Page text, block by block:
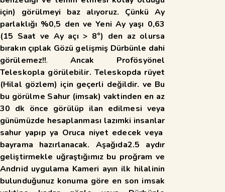
için) görülmeyi baz alıyoruz. Çünkü Ay
parlaklığı %0,5 den ve Yeni Ay yaşı 0,63
(15 Saat ve Ay açı > 8°) den az olursa
bırakın çıplak Gözü gelişmiş Dürbünle dahi
görülemez!!. Ancak Profösyönel
Teleskopla görülebilir. Teleskopda rüyet
(Hilal gözlem) için geçerli değildir. ve Bu
bu görülme Sahur (imsak) vaktinden en az
30 dk önce görülüp ilan edilmesi veya
günümüzde hesaplanması lazımki insanlar
sahur yapıp ya Oruca niyet edecek veya
bayrama hazırlanacak. Aşağıda2.5 aydır
geliştirmekle uğraştığımız bu proğram ve
Andrıid uygulama Kameri ayın ilk hilalinin
bulunduğunuz konuma göre en son imsak